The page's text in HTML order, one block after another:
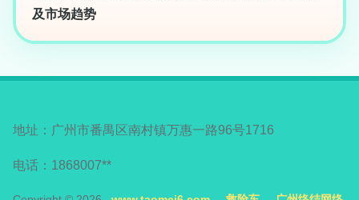
及市场趋势
地址：广州市番禺区南村镇万惠一路96号1716
电话：1868007**